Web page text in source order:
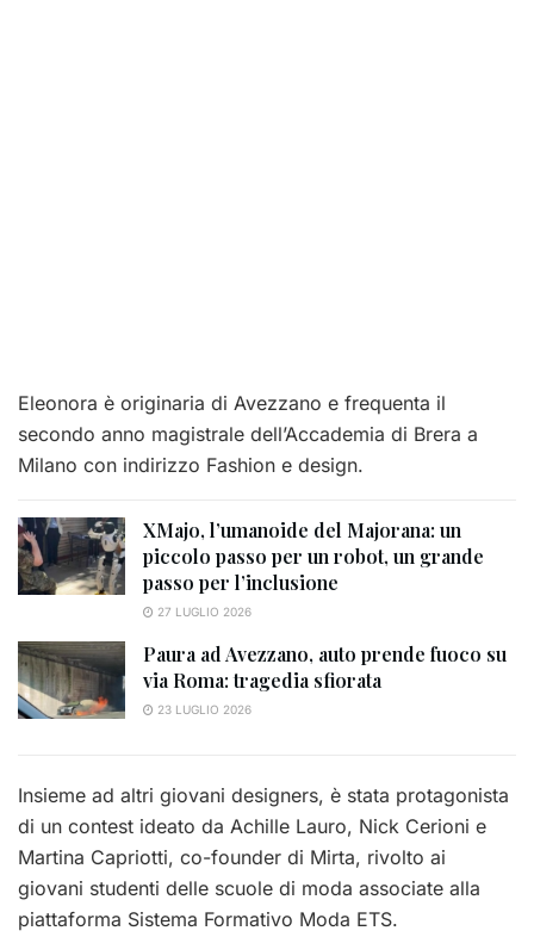
Eleonora è originaria di Avezzano e frequenta il
secondo anno magistrale dell’Accademia di Brera a
Milano con indirizzo Fashion e design.
XMajo, l’umanoide del Majorana: un
piccolo passo per un robot, un grande
passo per l’inclusione
27 LUGLIO 2026
Paura ad Avezzano, auto prende fuoco su
via Roma: tragedia sfiorata
23 LUGLIO 2026
Insieme ad altri giovani designers, è stata protagonista
di un contest ideato da Achille Lauro, Nick Cerioni e
Martina Capriotti, co-founder di Mirta, rivolto ai
giovani studenti delle scuole di moda associate alla
piattaforma Sistema Formativo Moda ETS.